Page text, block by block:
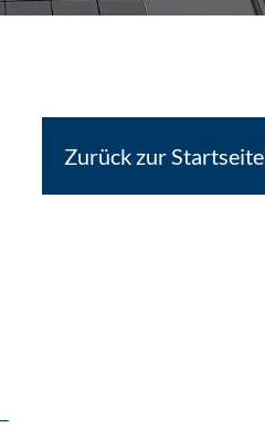
Zurück zur Startseite